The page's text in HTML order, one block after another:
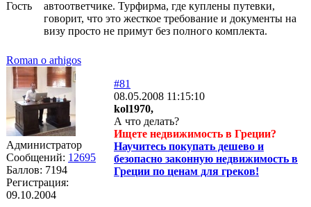
Гость
автоответчике. Турфирма, где куплены путевки,
говорит, что это жесткое требование и документы на
визу просто не примут без полного комплекта.
Roman o arhigos
Администратор
Сообщений: 12695
Баллов: 7194
Регистрация:
09.10.2004
#81
08.05.2008 11:15:10
kol1970,
А что делать?
Ищете недвижимость в Греции?
Научитесь покупать дешево и
безопасно законную недвижимость в
Греции по ценам для греков!